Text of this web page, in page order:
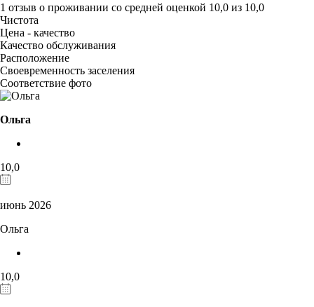
1 отзыв о проживании со средней оценкой 10,0 из 10,0
Чистота
Цена - качество
Качество обслуживания
Расположение
Своевременность заселения
Соответствие фото
Ольга
10,0
июнь 2026
Ольга
10,0